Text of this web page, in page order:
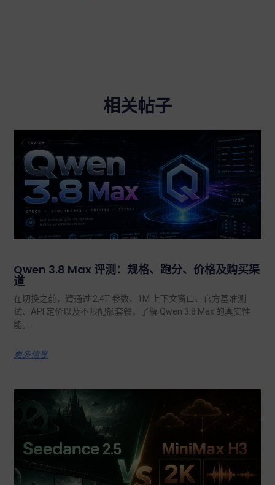
相关帖子
Qwen 3.8 Max 评测：规格、跑分、价格及购买渠
道
在切换之前，请通过 2.4T 参数、1M 上下文窗口、官方基准测
试、API 定价以及不限配额套餐，了解 Qwen 3.8 Max 的真实性
能。.
更多信息